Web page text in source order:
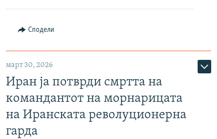
Сподели
март 30, 2026
Иран ја потврди смртта на
командантот на морнарицата
на Иранската револуционерна
гарда